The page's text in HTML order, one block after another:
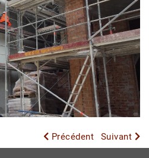
Précédent Suivant